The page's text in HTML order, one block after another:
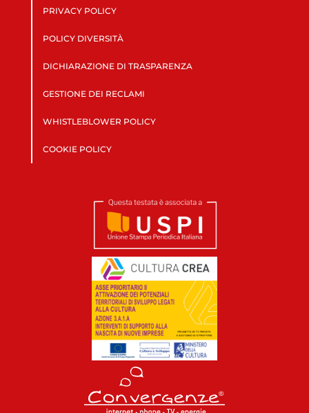
PRIVACY POLICY
POLICY DIVERSITÀ
DICHIARAZIONE DI TRASPARENZA
GESTIONE DEI RECLAMI
WHISTLEBLOWER POLICY
COOKIE POLICY